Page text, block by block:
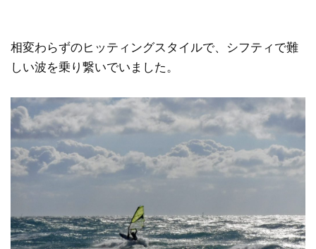
相変わらずのヒッティングスタイルで、シフティで難
しい波を乗り繋いでいました。